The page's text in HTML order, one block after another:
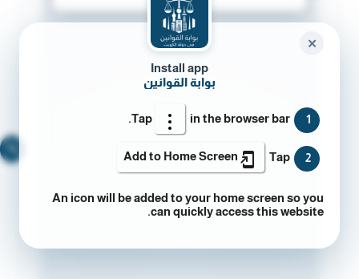
Install app
بوابة القوانين
1
Tap in the browser bar.
2
Tap
Add to Home Screen
An icon will be added to your home screen so you
can quickly access this website.
✕